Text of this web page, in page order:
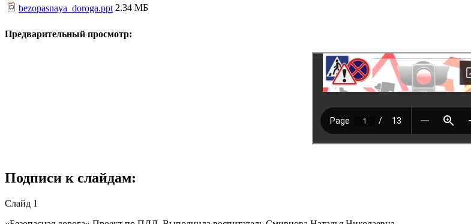
bezopasnaya_doroga.ppt 2.34 МБ
Предварительный просмотр:
Подписи к слайдам:
Слайд 1